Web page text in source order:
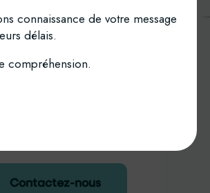
Nos coordonnées
du Bois de l’Aulnaie
Contactez-nous
connaissance de votre message
délais.
compréhension.